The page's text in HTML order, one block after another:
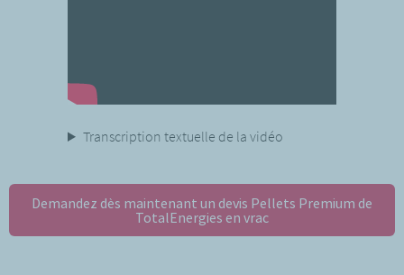
Transcription textuelle de la vidéo
Demandez dès maintenant un devis Pellets Premium de
TotalEnergies en vrac